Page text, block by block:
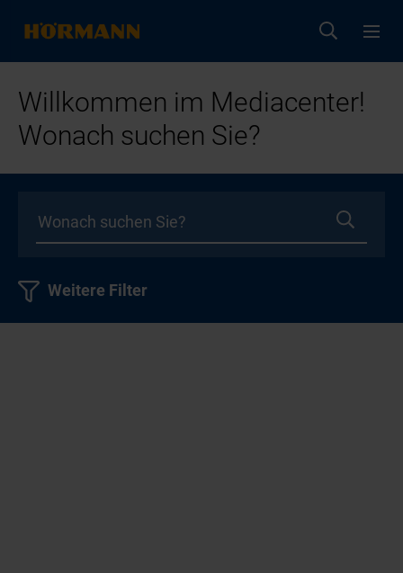
Willkommen im Mediacenter!
Wonach suchen Sie?
Weitere Filter